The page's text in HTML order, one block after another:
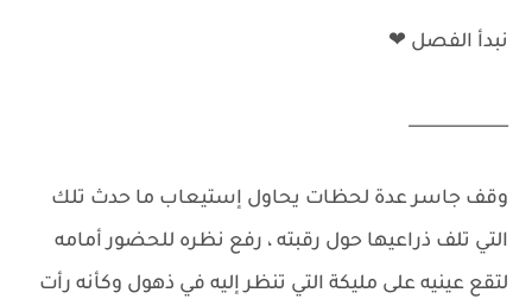
نبدأ الفصل ❤
____________
وقف جاسر عدة لحظات يحاول إستيعاب ما حدث تلك
التي تلف ذراعيها حول رقبته ، رفع نظره للحضور أمامه
لتقع عينيه على مليكة التي تنظر إليه في ذهول وكأنه رأت